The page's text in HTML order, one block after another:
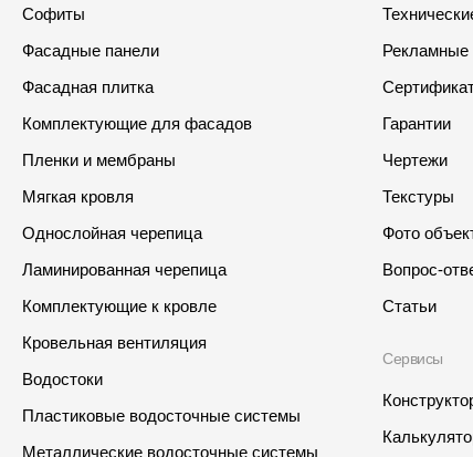
Софиты
Фасадные панели
Фасадная плитка
Комплектующие для фасадов
Пленки и мембраны
Мягкая кровля
Однослойная черепица
Ламинированная черепица
Комплектующие к кровле
Кровельная вентиляция
Водостоки
Пластиковые водосточные системы
Металлические водосточные системы
Рекламные
Гарантии
Чертежи
Текстуры
Фото
Вопрос-
Статьи
Сервисы